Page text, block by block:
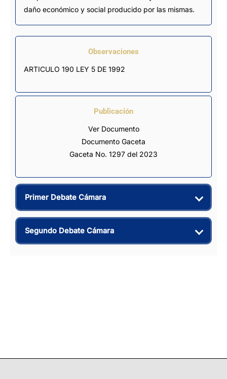
daño económico y social producido por las mismas.
Observaciones
ARTICULO 190 LEY 5 DE 1992
Publicación
Ver Documento
Documento Gaceta
Gaceta No. 1297 del 2023
Primer Debate Cámara
Segundo Debate Cámara